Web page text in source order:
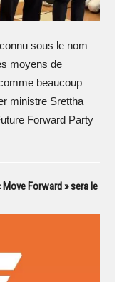
sous le nom
moyens de
beaucoup
ministre Srettha
Forward Party
Move Forward » sera le